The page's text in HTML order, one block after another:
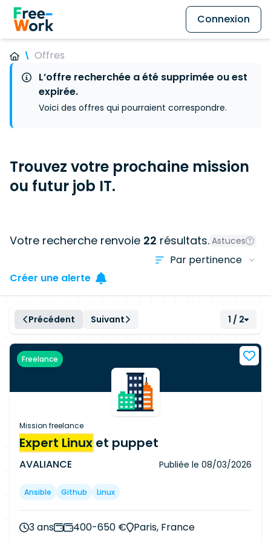
Connexion
Offres
L’offre recherchée a été supprimée ou est
expirée.
Voici des offres qui pourraient correspondre.
Trouvez votre prochaine mission
ou futur job IT.
Votre recherche renvoie 22 résultats. Astuces
Créer une alerte
Précédent Suivant 1 / 2
Freelance
Mission freelance
Expert Linux et puppet
AVALIANCE Publiée le 08/03/2026
Ansible Github Linux
3 ans 400-650 €
Paris, France